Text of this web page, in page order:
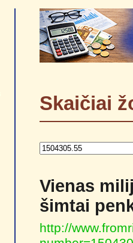
Skaičiai
Vienas
šimtai
http://